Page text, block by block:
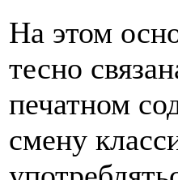
На этом
тесно
печатном
смену